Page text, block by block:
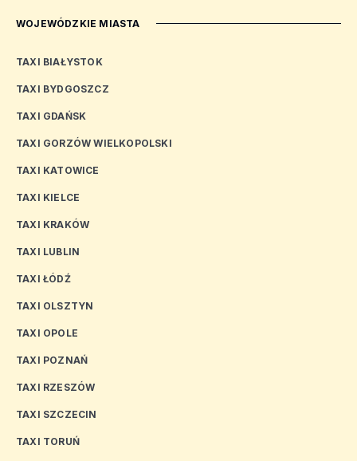
WOJEWÓDZKIE MIASTA
TAXI BIAŁYSTOK
TAXI BYDGOSZCZ
TAXI GDAŃSK
TAXI GORZÓW WIELKOPOLSKI
TAXI KATOWICE
TAXI KIELCE
TAXI KRAKÓW
TAXI LUBLIN
TAXI ŁÓDŹ
TAXI OLSZTYN
TAXI OPOLE
TAXI POZNAŃ
TAXI RZESZÓW
TAXI SZCZECIN
TAXI TORUŃ